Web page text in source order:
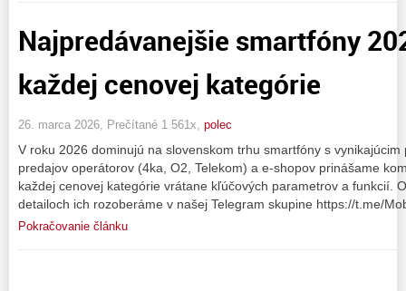
Najpredávanejšie smartfóny
každej cenovej kategórie
26. marca 2026, Prečítané 1 561x, polec
V roku 2026 dominujú na slovenskom trhu smartfóny s
predajov operátorov (4ka, O2, Telekom) a e-shopov prinášame
každej cenovej kategórie vrátane kľúčových parametrov a funkcií.
detailoch ich rozoberáme v našej Telegram skupine https://t.me/
Pokračovanie článku